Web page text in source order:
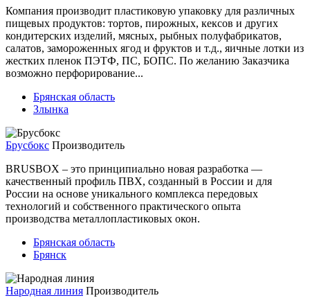
Компания производит пластиковую упаковку для различных
пищевых продуктов: тортов, пирожных, кексов и других
кондитерских изделий, мясных, рыбных полуфабрикатов,
салатов, замороженных ягод и фруктов и т.д., яичные лотки из
жестких пленок ПЭТФ, ПС, БОПС. По желанию Заказчика
возможно перфорирование...
Брянская область
Злынка
Брусбокс Производитель
BRUSBOX – это принципиально новая разработка —
качественный профиль ПВХ, созданный в России и для
России на основе уникального комплекса передовых
технологий и собственного практического опыта
производства металлопластиковых окон.
Брянская область
Брянск
Народная линия Производитель